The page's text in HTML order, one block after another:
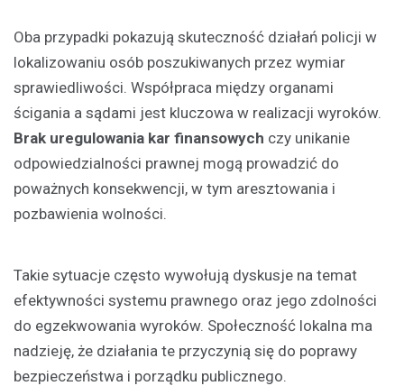
Oba przypadki pokazują skuteczność działań policji w
lokalizowaniu osób poszukiwanych przez wymiar
sprawiedliwości. Współpraca między organami
ścigania a sądami jest kluczowa w realizacji wyroków.
Brak uregulowania kar finansowych czy unikanie
odpowiedzialności prawnej mogą prowadzić do
poważnych konsekwencji, w tym aresztowania i
pozbawienia wolności.
Takie sytuacje często wywołują dyskusje na temat
efektywności systemu prawnego oraz jego zdolności
do egzekwowania wyroków. Społeczność lokalna ma
nadzieję, że działania te przyczynią się do poprawy
bezpieczeństwa i porządku publicznego.